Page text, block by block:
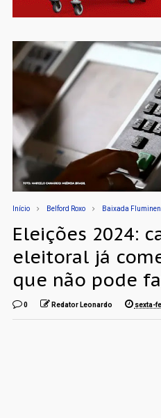
Início Belford Roxo Baixada
Eleições 2024:
eleitoral já
que não pode
0 Redator Leonardo sexta-